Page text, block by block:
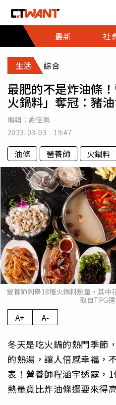
最新
社
生活 綜合
最肥的不是炸油條
火鍋料」奪冠：豬
編輯： 謝佳娟
2023-03-03 19:47
油條 營養師 火鍋料
營養師列舉18種火鍋料熱量，其中
取自TPG達
A+ A-
冬天是吃火鍋的熱門季節
的熱湯，讓人倍感幸福，
表！營養師程涵宇透露，
熱量竟比炸油條還要來得